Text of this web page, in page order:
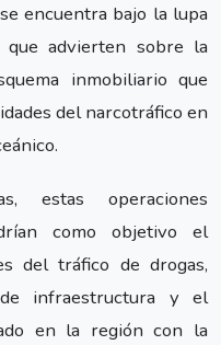
encuentra bajo la lupa
que advierten sobre la
inmobiliario que
del narcotráfico en
estas operaciones
como objetivo el
del tráfico de drogas,
infraestructura y el
en la región con la